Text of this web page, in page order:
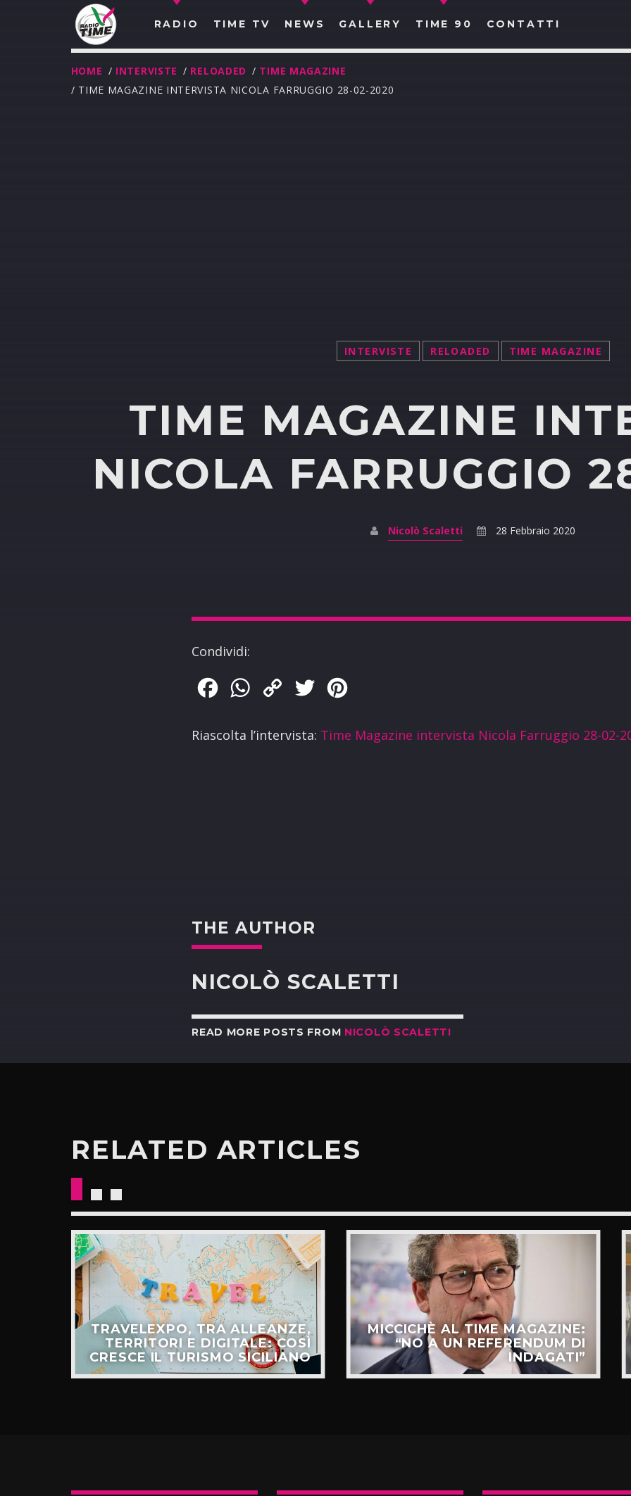
RADIO TIME TV NEWS GALLERY TIME 90 CONTATTI
HOME / INTERVISTE / RELOADED / TIME MAGAZINE
/ TIME MAGAZINE INTERVISTA NICOLA FARRUGGIO 28-02-2020
INTERVISTE RELOADED TIME MAGAZINE
TIME MAGAZINE
NICOLA FARRUGGIO
Nicolò Scaletti 28 Febbraio 2020
Condividi:
FacebookWhatsApp
Copy
Twitter
Riascolta l’intervista: Time Magazine intervista Nicola Farruggio 28-02-
THE AUTHOR
NICOLÒ SCALETTI
READ MORE POSTS FROM NICOLÒ SCALETTI
RELATED ARTICLES
TRAVELEXPO, TRA ALLEANZE,
TERRITORI E DIGITALE: COSÌ
CRESCE IL TURISMO SICILIANO
MICCICHÈ AL TIME MAGAZINE:
“NO A UN REFERENDUM DI
INDAGATI”